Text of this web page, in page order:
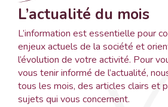
L’actualité du mois
L’information est essentielle pour
enjeux actuels de la société et
l’évolution de votre activité. Pour
vous tenir informé de l’actualité,
tous les mois, des articles clairs et
sujets qui vous concernent.